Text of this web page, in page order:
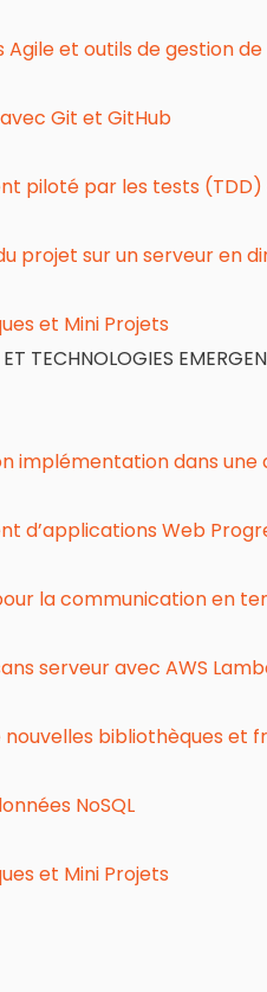
Agile et outils de gestion
Git et GitHub
piloté par les tests
projet sur un serveur en
et Mini Projets
TECHNOLOGIES
implémentation dans une
d’applications Web
la communication en
serveur avec AWS
nouvelles bibliothèques et
NoSQL
et Mini Projets